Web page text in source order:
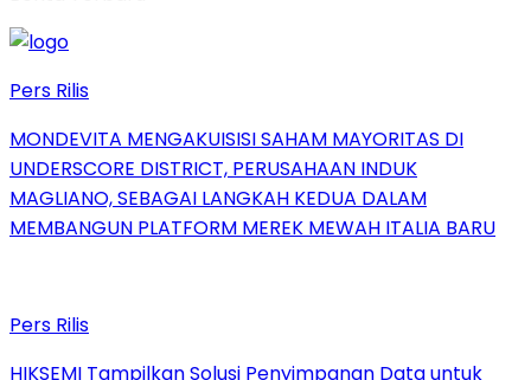
Pers Rilis
MONDEVITA MENGAKUISISI SAHAM MAYORITAS DI
UNDERSCORE DISTRICT, PERUSAHAAN INDUK
MAGLIANO, SEBAGAI LANGKAH KEDUA DALAM
MEMBANGUN PLATFORM MEREK MEWAH ITALIA BARU
Pers Rilis
HIKSEMI Tampilkan Solusi Penyimpanan Data untuk